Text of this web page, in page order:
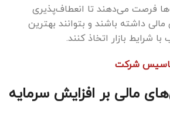
فرصت می‌دهند تا انعطاف‌پذیری
داشته باشند و بتوانند بهترین
شرایط بازار اتخاذ کنند.
شرکت
مالی بر افزایش سرمایه